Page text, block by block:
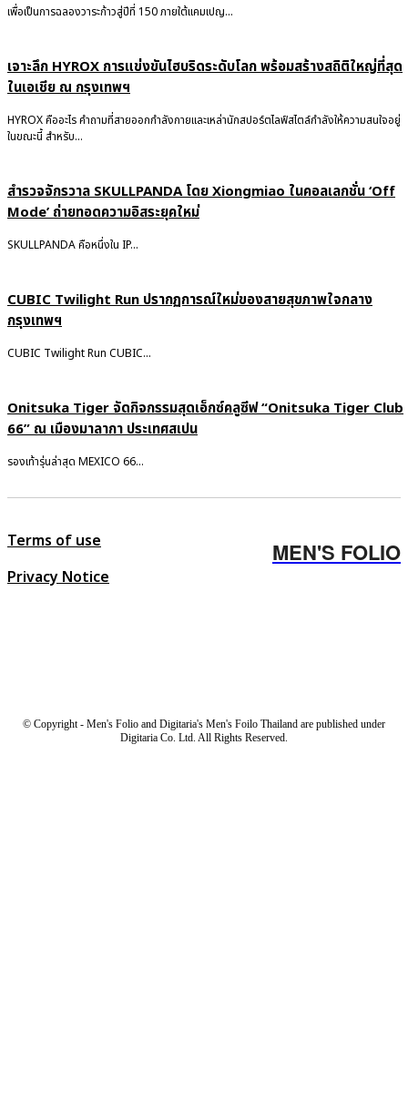
เพื่อเป็นการฉลองวาระก้าวสู่ปีที่ 150 ภายใต้แคมเปญ...
เจาะลึก HYROX การแข่งขันไฮบริดระดับโลก พร้อมสร้างสถิติใหญ่ที่สุด
ในเอเชีย ณ กรุงเทพฯ
HYROX คืออะไร คำถามที่สายออกกำลังกายและเหล่านักสปอร์ตไลฟ์สไตล์กำลังให้ความสนใจอยู่
ในขณะนี้ สำหรับ...
สำรวจจักรวาล SKULLPANDA โดย Xiongmiao ในคอลเลกชั่น ‘Off
Mode’ ถ่ายทอดความอิสระยุคใหม่
SKULLPANDA คือหนึ่งใน IP...
CUBIC Twilight Run ปรากฏการณ์ใหม่ของสายสุขภาพใจกลาง
กรุงเทพฯ
CUBIC Twilight Run CUBIC...
Onitsuka Tiger จัดกิจกรรมสุดเอ็กซ์คลูซีฟ “Onitsuka Tiger Club
66” ณ เมืองมาลากา ประเทศสเปน
รองเท้ารุ่นล่าสุด MEXICO 66...
Terms of use
Privacy Notice
MEN'S FOLIO
© Copyright - Men's Folio and Digitaria's Men's Foilo Thailand are published under
Digitaria Co. Ltd. All Rights Reserved.